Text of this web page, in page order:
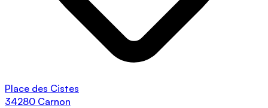
Place des Cistes
34280 Carnon